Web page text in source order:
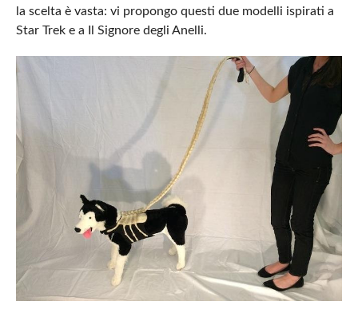
la scelta è vasta: vi propongo questi due modelli ispirati a
Star Trek e a Il Signore degli Anelli.